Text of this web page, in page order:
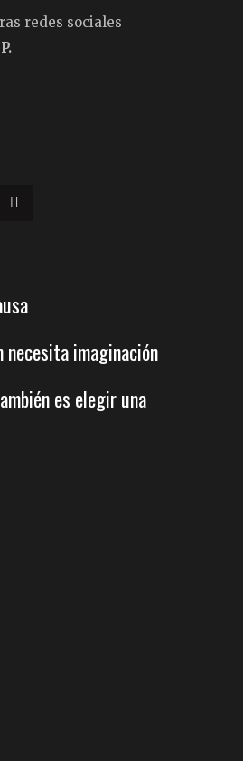
redes sociales
necesita imaginación
es elegir una